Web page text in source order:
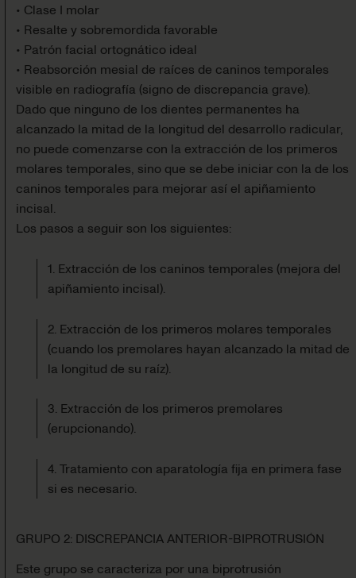
• Clase I molar
• Resalte y sobremordida favorable
• Patrón facial ortognático ideal
• Reabsorción mesial de raíces de caninos temporales
visible en radiografía (signo de discrepancia grave).
Dado que ninguno de los dientes permanentes ha
alcanzado la mitad de la longitud del desarrollo radicular,
no puede comenzarse con la extracción de los primeros
molares temporales, sino que se debe iniciar con la de los
caninos temporales para mejorar así el apiñamiento
incisal.
Los pasos a seguir son los siguientes:
1. Extracción de los caninos temporales (mejora del
apiñamiento incisal).
2. Extracción de los primeros molares temporales
(cuando los premolares hayan alcanzado la mitad de
la longitud de su raíz).
3. Extracción de los primeros premolares
(erupcionando).
4. Tratamiento con aparatología fija en primera fase
si es necesario.
GRUPO 2: DISCREPANCIA ANTERIOR-BIPROTRUSIÓN
Este grupo se caracteriza por una biprotrusión